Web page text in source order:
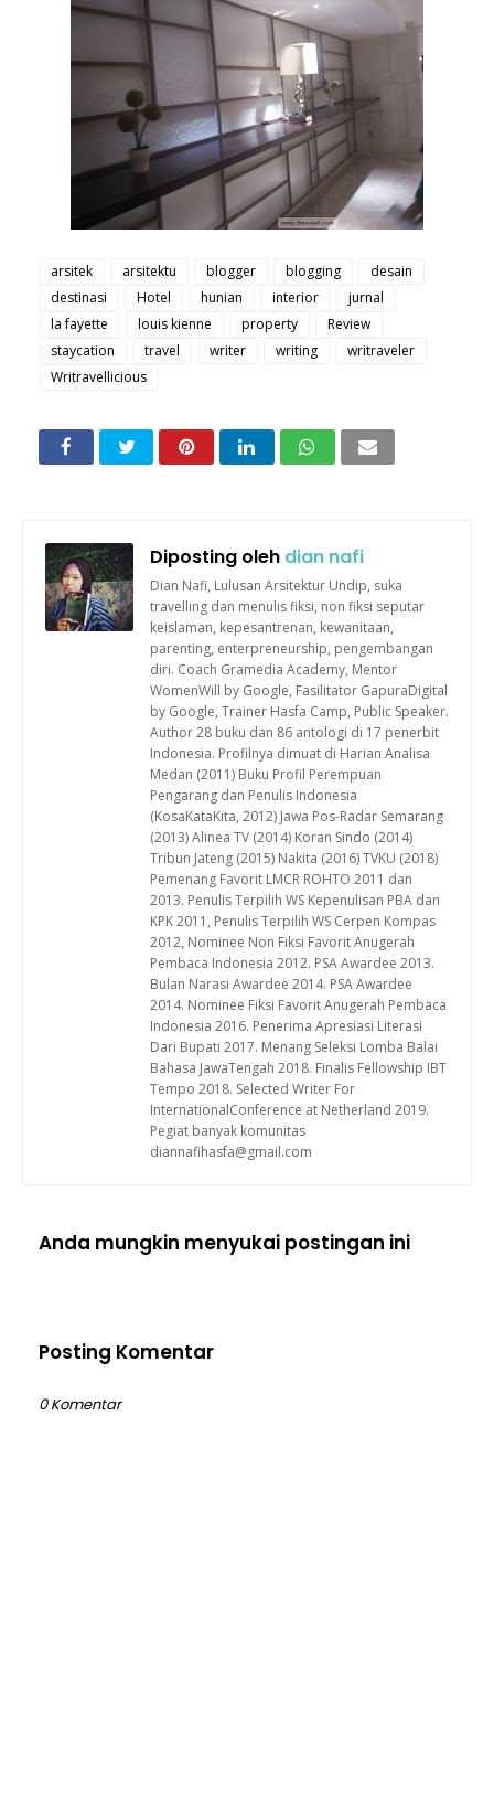
arsitek arsitektu blogger blogging
desain
destinasi
Hotel hunian interior
jurnal
la fayette
louis kienne property
Review
staycation
travel writer writing
writraveler
Writravellicious
Diposting oleh dian nafi
Dian Nafi, Lulusan Arsitektur Undip, suka
travelling dan menulis fiksi, non fiksi seputar
keislaman, kepesantrenan, kewanitaan,
parenting, enterpreneurship, pengembangan
diri. Coach Gramedia Academy, Mentor
WomenWill by Google, Fasilitator GapuraDigital
by Google, Trainer Hasfa Camp, Public Speaker.
Author 28 buku dan 86 antologi di 17 penerbit
Indonesia. Profilnya dimuat di Harian Analisa
Medan (2011) Buku Profil Perempuan
Pengarang dan Penulis Indonesia
(KosaKataKita, 2012) Jawa Pos-Radar Semarang
(2013) Alinea TV (2014) Koran Sindo (2014)
Tribun Jateng (2015) Nakita (2016) TVKU (2018)
Pemenang Favorit LMCR ROHTO 2011 dan
2013. Penulis Terpilih WS Kepenulisan PBA dan
KPK 2011, Penulis Terpilih WS Cerpen Kompas
2012, Nominee Non Fiksi Favorit Anugerah
Pembaca Indonesia 2012. PSA Awardee 2013.
Bulan Narasi Awardee 2014. PSA Awardee
2014. Nominee Fiksi Favorit Anugerah Pembaca
Indonesia 2016. Penerima Apresiasi Literasi
Dari Bupati 2017. Menang Seleksi Lomba Balai
Bahasa JawaTengah 2018. Finalis Fellowship IBT
Tempo 2018. Selected Writer For
InternationalConference at Netherland 2019.
Pegiat banyak komunitas
diannafihasfa@gmail.com
Anda mungkin menyukai postingan ini
Posting Komentar
0 Komentar